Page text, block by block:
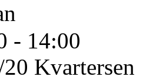
- 14:00
Kvartersen